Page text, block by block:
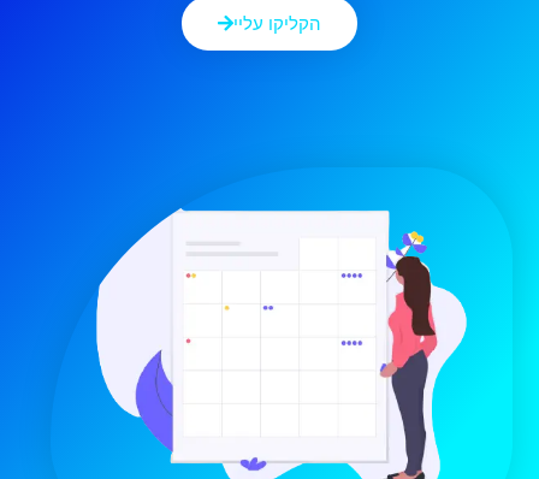
הקליקו עליי